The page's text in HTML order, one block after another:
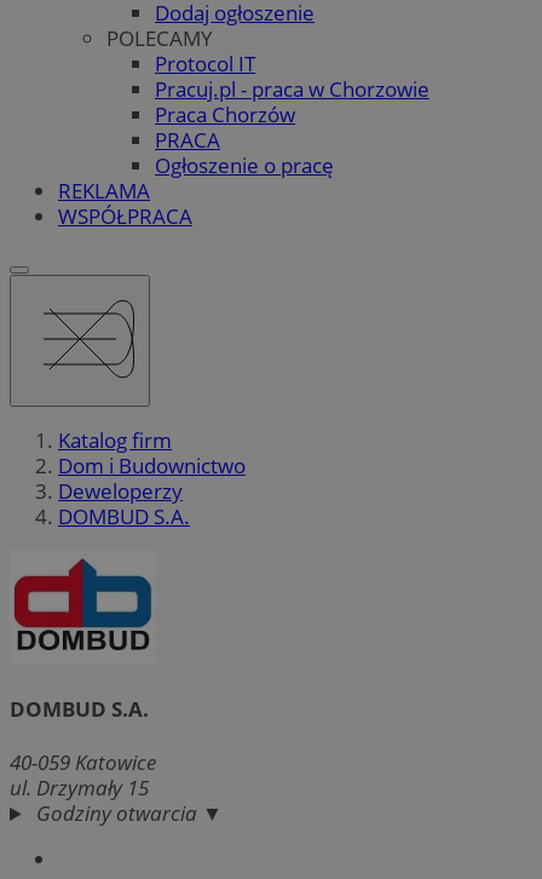
Dodaj ogłoszenie
POLECAMY
Protocol IT
Pracuj.pl - praca w Chorzowie
Praca Chorzów
PRACA
Ogłoszenie o pracę
REKLAMA
WSPÓŁPRACA
Katalog firm
Dom i Budownictwo
Deweloperzy
DOMBUD S.A.
DOMBUD S.A.
40-059 Katowice
ul. Drzymały 15
Godziny otwarcia ▼